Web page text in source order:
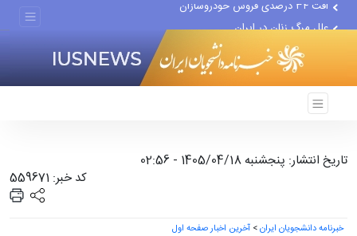
علل مرگ زنان در ایران
اعتراف رسانه‌های خارجی به...
تاریخ انتشار: پنجشنبه 1405/04/18 - 02:56
کد خبر: 559671
خبرنامه دانشجویان ایران> آخرین اخبار صفحه اول